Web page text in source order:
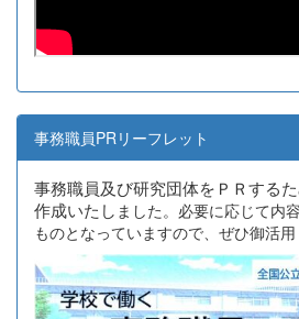
事務職員PRリーフレット
事務職員及び研究団体をＰＲする
作成いたし ました。必要に応じて内
ものとなっていますので、ぜひ御活用